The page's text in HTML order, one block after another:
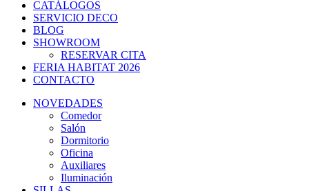
CATÁLOGOS
SERVICIO DECO
BLOG
SHOWROOM
RESERVAR CITA
FERIA HABITAT 2026
CONTACTO
NOVEDADES
Comedor
Salón
Dormitorio
Oficina
Auxiliares
Iluminación